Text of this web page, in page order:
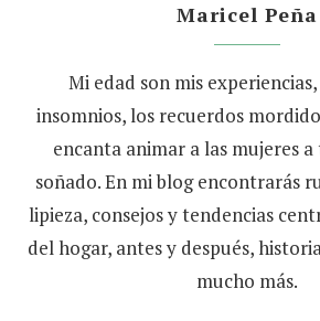
Maricel Peña
Mi edad son mis
insomnios, los recuerdos
encanta animar a las mujeres
soñado. En mi blog encontrarás
lipieza, consejos y tendencias
del hogar, antes y después,
mucho más.